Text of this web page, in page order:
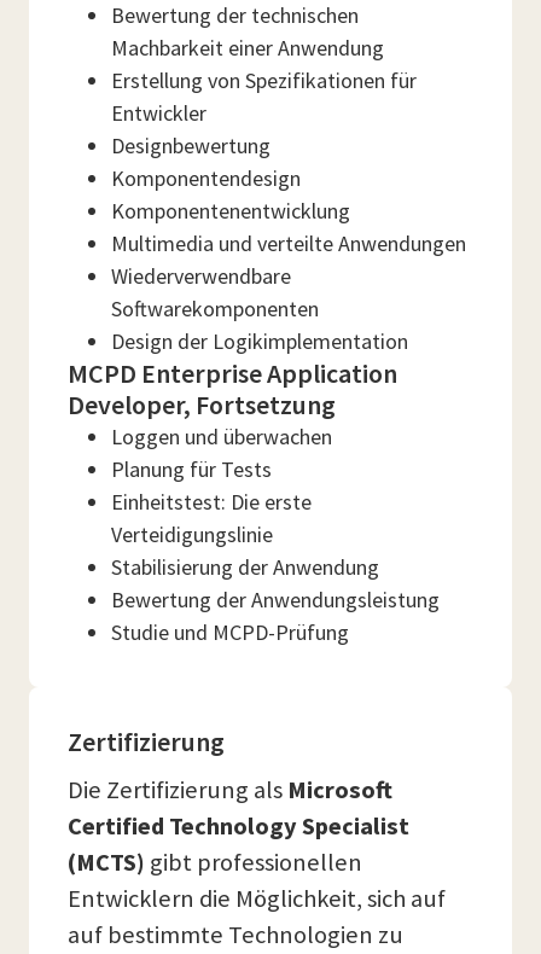
Bewertung der technischen
Machbarkeit einer Anwendung
Erstellung von Spezifikationen für
Entwickler
Designbewertung
Komponentendesign
Komponentenentwicklung
Multimedia und verteilte Anwendungen
Wiederverwendbare
Softwarekomponenten
Design der Logikimplementation
MCPD Enterprise Application
Developer, Fortsetzung
Loggen und überwachen
Planung für Tests
Einheitstest: Die erste
Verteidigungslinie
Stabilisierung der Anwendung
Bewertung der Anwendungsleistung
Studie und MCPD-Prüfung
Zertifizierung
Die Zertifizierung als Microsoft
Certified Technology Specialist
(MCTS) gibt professionellen
Entwicklern die Möglichkeit, sich auf
auf bestimmte Technologien zu